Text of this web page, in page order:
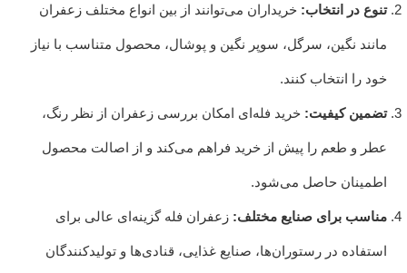
تنوع در انتخاب: خریداران می‌توانند از بین انواع مختلف زعفران
مانند نگین، سرگل، سوپر نگین و پوشال، محصول متناسب با نیاز
خود را انتخاب کنند.
تضمین کیفیت: خرید فله‌ای امکان بررسی زعفران از نظر رنگ،
عطر و طعم را پیش از خرید فراهم می‌کند و از اصالت محصول
اطمینان حاصل می‌شود.
مناسب برای صنایع مختلف: زعفران فله گزینه‌ای عالی برای
استفاده در رستوران‌ها، صنایع غذایی، قنادی‌ها و تولیدکنندگان